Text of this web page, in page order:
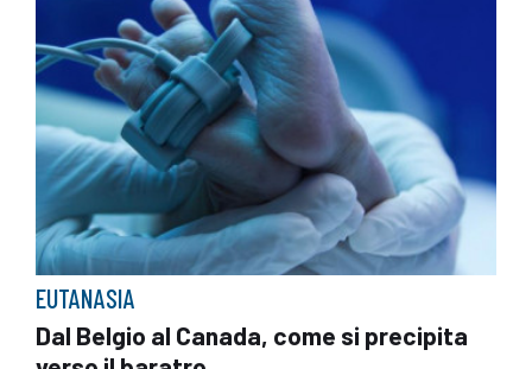
EUTANASIA
Dal Belgio al Canada, come si precipita